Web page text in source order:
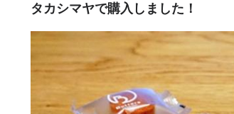
タカシマヤで購入しました！